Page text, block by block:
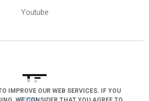
Youtube
IMPROVE OUR WEB SERVICES. IF YOU